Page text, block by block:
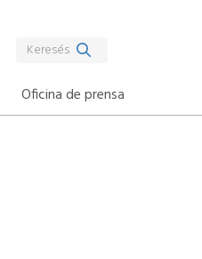
Oficina de prensa